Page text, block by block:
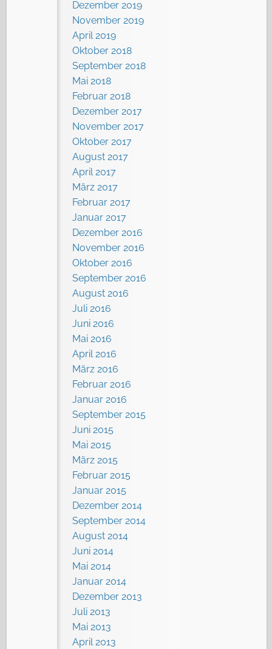
Dezember 2019
November 2019
April 2019
Oktober 2018
September 2018
Mai 2018
Februar 2018
Dezember 2017
November 2017
Oktober 2017
August 2017
April 2017
März 2017
Februar 2017
Januar 2017
Dezember 2016
November 2016
Oktober 2016
September 2016
August 2016
Juli 2016
Juni 2016
Mai 2016
April 2016
März 2016
Februar 2016
Januar 2016
September 2015
Juni 2015
Mai 2015
März 2015
Februar 2015
Januar 2015
Dezember 2014
September 2014
August 2014
Juni 2014
Mai 2014
Januar 2014
Dezember 2013
Juli 2013
Mai 2013
April 2013